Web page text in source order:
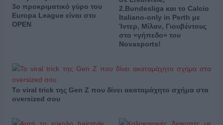
3ο προκριματικό γύρο του
Europa League είναι στο
OPEN
2.Bundesliga και το Calcio
Italiano-only in Perth με
Ίντερ, Μίλαν, Γιουβέντους
στο «γήπεδο» του
Novasports!
Το viral trick της Gen Z που δίνει ακαταμάχητο σχήμα στα
oversized σου